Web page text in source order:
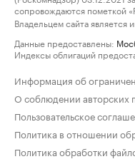
сопровождаются пометкой
Владельцем сайта является
Данные предоставлены:
Индексы облигаций
Информация об
О соблюдении авторских
Пользовательское
Политика в отношении
Политика обработки